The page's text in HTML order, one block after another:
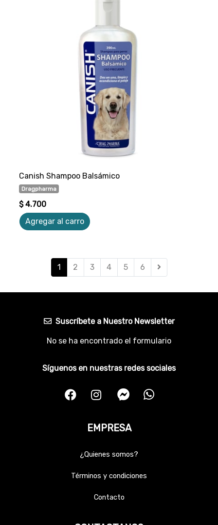
Canish Shampoo Balsámico
Dragpharma
$ 4.700
Agregar al carro
1 2 3 4 5 6
Suscríbete a Nuestro Newsletter
No se ha encontrado el formulario
Síguenos en nuestras redes sociales
EMPRESA
¿Quienes somos?
Términos y condiciones
Contacto